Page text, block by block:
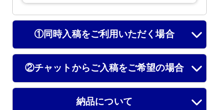
①同時入稿をご利用いただく場合
②チャットからご入稿をご希望の場合
納品について